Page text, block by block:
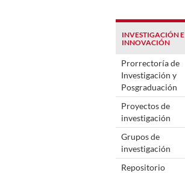
INVESTIGACIÓN E
INNOVACIÓN
Prorrectoría de
Investigación y
Posgraduación
Proyectos de
investigación
Grupos de
investigación
Repositorio